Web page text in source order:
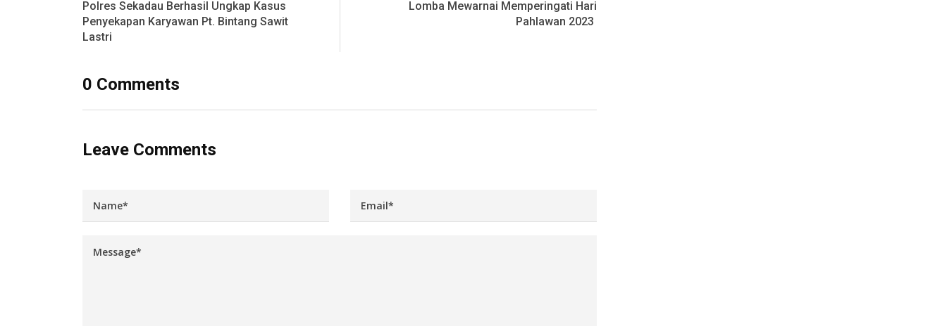
Polres Sekadau Berhasil Ungkap Kasus
Penyekapan Karyawan Pt. Bintang Sawit
Lastri
Lomba Mewarnai Memperingati Hari
Pahlawan 2023
0 Comments
Leave Comments